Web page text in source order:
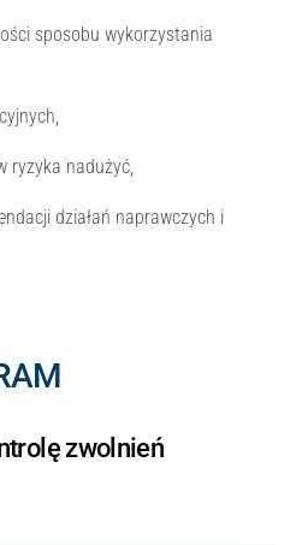
sposobu wykorzystania
ryzyka nadużyć,
działań naprawczych i
zwolnień